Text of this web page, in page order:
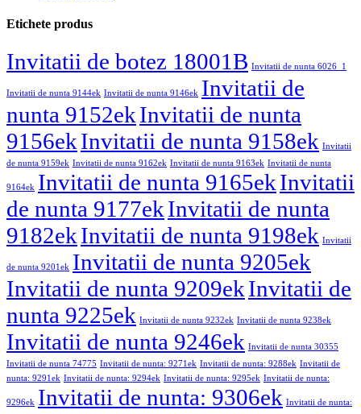
Etichete produs
Invitatii de botez 18001B Invitatii de nunta 6026_1
Invitatii de nunta 9144ek Invitatii de nunta 9146ek Invitatii de
nunta 9152ekInvitatii de nunta
9156ekInvitatii de nunta 9158ek Invitatii
de nunta 9159ek Invitatii de nunta 9162ek Invitatii de nunta 9163ek Invitatii de nunta
9164ek Invitatii de nunta 9165ekInvitatii
de nunta 9177ekInvitatii de nunta
9182ekInvitatii de nunta 9198ek Invitatii
de nunta 9201ek Invitatii de nunta 9205ek
Invitatii de nunta 9209ekInvitatii de
nunta 9225ek Invitatii de nunta 9232ek Invitatii de nunta 9238ek
Invitatii de nunta 9246ek Invitatii de nunta 30355
Invitatii de nunta 74775 Invitatii de nunta: 9271ek Invitatii de nunta: 9288ek Invitatii de
nunta: 9291ek Invitatii de nunta: 9294ek Invitatii de nunta: 9295ek Invitatii de nunta:
9296ek Invitatii de nunta: 9306ek Invitatii de nunta: